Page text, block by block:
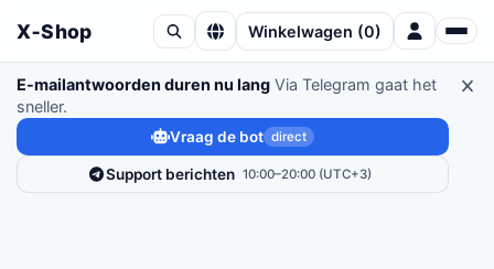
X‑Shop Winkelwagen (0)
E-mailantwoorden duren nu lang Via Telegram gaat het
sneller.
Vraag de bot direct
Support berichten 10:00–20:00 (UTC+3)